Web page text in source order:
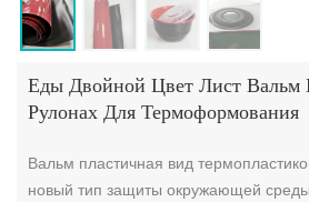
Еды Двойной Цвет Лист Вальм
Рулонах Для Термоформования
Вальм пластичная вид
новый тип защиты окружающей